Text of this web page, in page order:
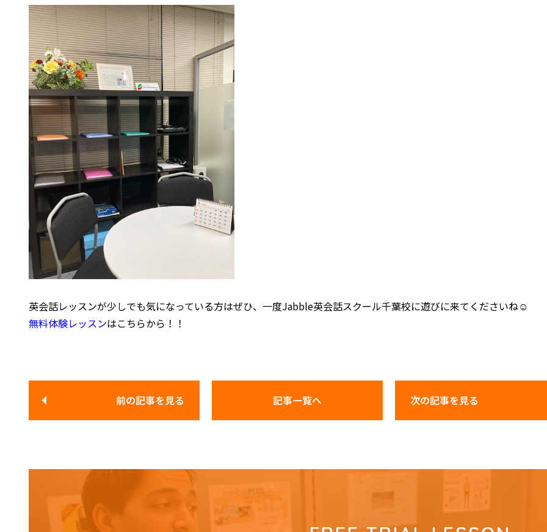
英会話レッスンが少しでも気になっている方はぜひ、一度Jabble英会話スクール千葉校に遊びに来てくださいね☺
無料体験レッスンはこちらから！！
前の記事を見る 記事一覧へ 次の記事を見る